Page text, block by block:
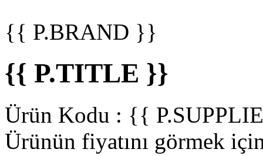
{{ P.BRAND }}
{{ P.TITLE }}
Ürün Kodu : {{
Ürünün fiyatını görmek